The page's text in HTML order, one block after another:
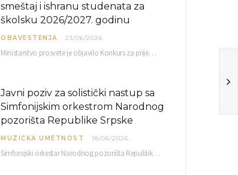
smeštaj i ishranu studenata za
školsku 2026/2027. godinu
OBAVESTENJA 23/06/2026
Ministarstvo prosvete je objavilo Konkurs za prijem studenata visokoškolskih ustanova u Republici Srbiji u ustanove…
Javni poziv za solistički nastup sa
Simfonijskim orkestrom Narodnog
pozorišta Republike Srpske
MUZIČKA UMETNOST 18/06/2026
Simfonijski orkestar Narodnog pozorišta Republike Srpske raspisuje javni poziv za učešće u projektu „CRESCENDO: Nova…